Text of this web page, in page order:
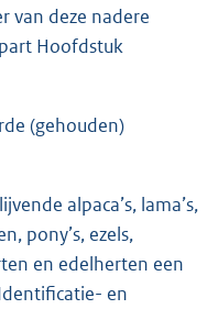
van deze nadere
Hoofdstuk
(gehouden)
alpaca’s, lama’s,
pony’s, ezels,
en edelherten een
en